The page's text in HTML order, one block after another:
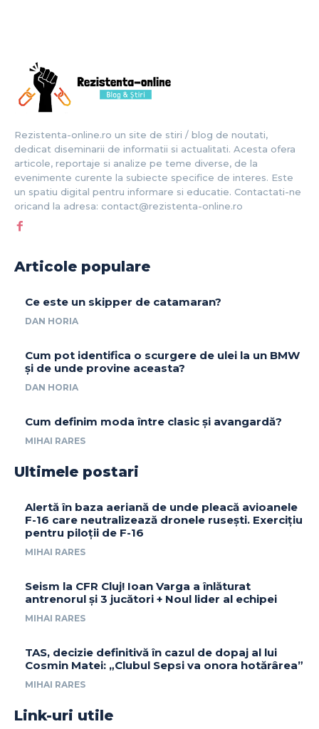
Rezistenta-online.ro un site de stiri / blog de noutati,
dedicat diseminarii de informatii si actualitati. Acesta ofera
articole, reportaje si analize pe teme diverse, de la
evenimente curente la subiecte specifice de interes. Este
un spatiu digital pentru informare si educatie. Contactati-ne
oricand la adresa: contact@rezistenta-online.ro
Articole populare
Ce este un skipper de catamaran?
DAN HORIA
Cum pot identifica o scurgere de ulei la un BMW
și de unde provine aceasta?
DAN HORIA
Cum definim moda între clasic și avangardă?
MIHAI RARES
Ultimele postari
Alertă în baza aeriană de unde pleacă avioanele
F-16 care neutralizează dronele rusești. Exercițiu
pentru piloții de F-16
MIHAI RARES
Seism la CFR Cluj! Ioan Varga a înlăturat
antrenorul și 3 jucători + Noul lider al echipei
MIHAI RARES
TAS, decizie definitivă în cazul de dopaj al lui
Cosmin Matei: „Clubul Sepsi va onora hotărârea”
MIHAI RARES
Link-uri utile